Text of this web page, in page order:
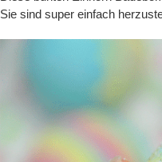
Sie sind super einfach